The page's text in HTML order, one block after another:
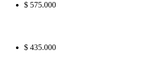
$ 575.000
$ 435.000